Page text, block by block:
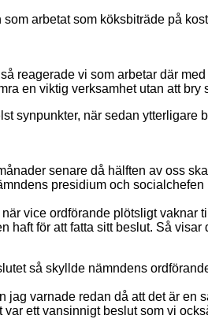
arbetat som köksbiträde på
reagerade vi som arbetar där med
en viktig verksamhet utan att
synpunkter, när sedan
senare då hälften av oss
presidium och
vice ordförande plötsligt vaknar
för att fatta sitt beslut. Så
så skyllde nämndens
varnade redan då att det är en
ett vansinnigt beslut som vi